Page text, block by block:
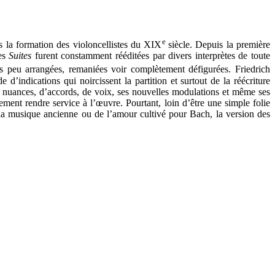
la formation des violoncellistes du XIXe siècle. Depuis la première
Suites furent constamment rééditées par divers interprètes de toute
arrangées, remaniées voir complètement défigurées. Friedrich
d’indications qui noircissent la partition et surtout de la réécriture
d’accords, de voix, ses nouvelles modulations et même ses
rendre service à l’œuvre. Pourtant, loin d’être une simple folie
musique ancienne ou de l’amour cultivé pour Bach, la version des